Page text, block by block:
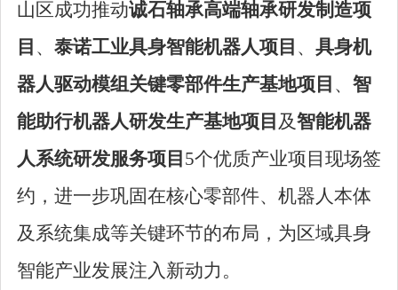
山区成功推动诚石轴承高端轴承研发制造项
目 、 泰诺工业具身智能机器人项目 、 具身机
器人驱动模组关键零部件生产基地项目 、 智
能助行机器人研发生产基地项目 及智能机器
人系统研发服务项目 5个优质产业项目现场签
约，进一步巩固在核心零部件、机器人本体
及系统集成等关键环节的布局，为区域具身
智能产业发展注入新动力。